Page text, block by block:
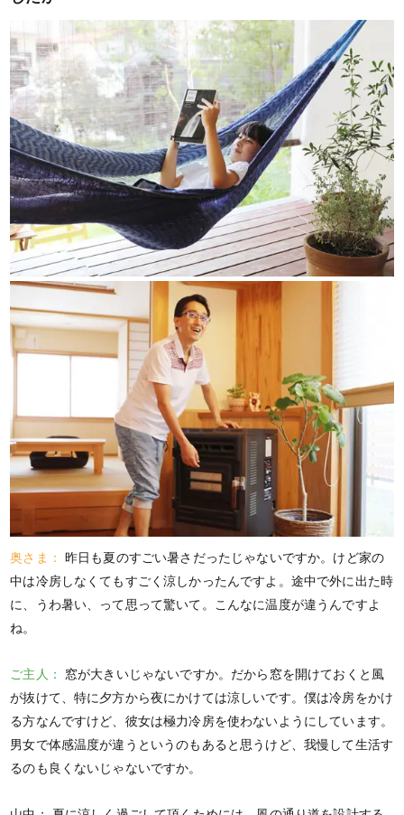
奥さま： 昨日も夏のすごい暑さだったじゃないですか。けど家の
中は冷房しなくてもすごく涼しかったんですよ。途中で外に出た時
に、うわ暑い、って思って驚いて。こんなに温度が違うんですよ
ね。
ご主人：
窓が大きいじゃないですか。だから窓を開けておくと風
が抜けて、特に夕方から夜にかけては涼しいです。僕は冷房をかけ
る方なんですけど、彼女は極力冷房を使わないようにしています。
男女で体感温度が違うというのもあると思うけど、我慢して生活す
るのも良くないじゃないですか。